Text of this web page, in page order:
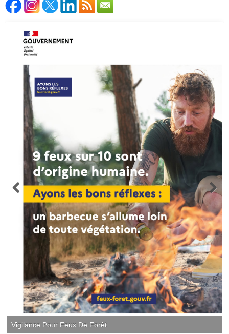
Vigilance Pour Feux De Forêt